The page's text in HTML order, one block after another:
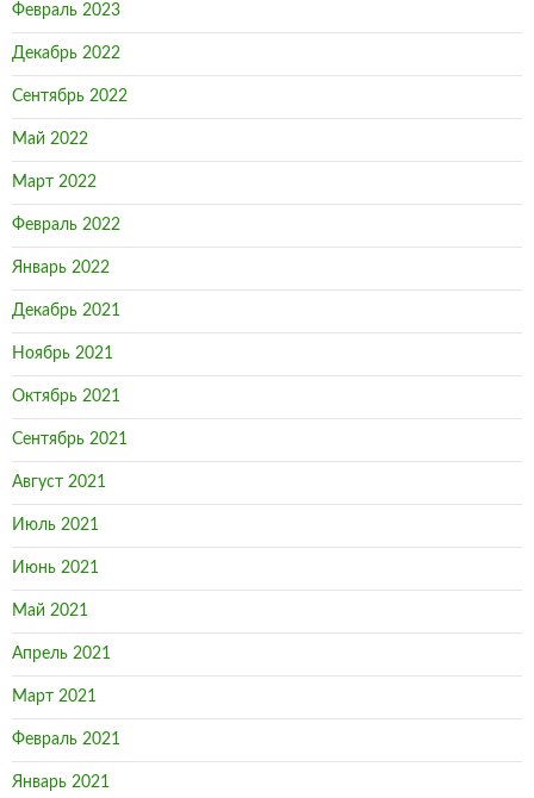
Февраль 2023
Декабрь 2022
Сентябрь 2022
Май 2022
Март 2022
Февраль 2022
Январь 2022
Декабрь 2021
Ноябрь 2021
Октябрь 2021
Сентябрь 2021
Август 2021
Июль 2021
Июнь 2021
Май 2021
Апрель 2021
Март 2021
Февраль 2021
Январь 2021